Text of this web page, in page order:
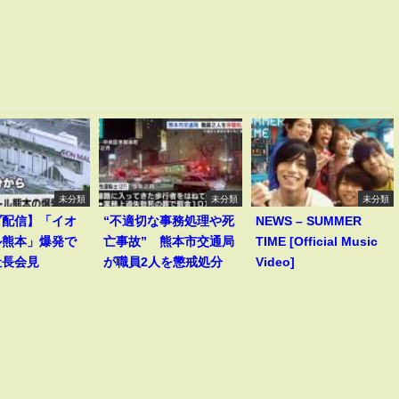
未分類
信】「イオ
本」爆発で
会見
未分類
“不適切な事務処理や死
亡事故” 熊本市交通局
が職員2人を懲戒処分
未分類
NEWS – SUMMER
TIME [Official Music
Video]